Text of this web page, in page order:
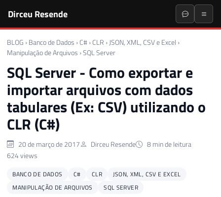
Dirceu Resende
BLOG › Banco de Dados › C# › CLR ›JSON, XML, CSV e Excel ›
Manipulação de Arquivos ›SQL Server
SQL Server - Como exportar e
importar arquivos com dados
tabulares (Ex: CSV) utilizando o
CLR (C#)
20 de março de 2017 Dirceu Resende
8 min de leitura
624 views
BANCO DE DADOS C# CLR
JSON, XML, CSV E EXCEL
MANIPULAÇÃO DE ARQUIVOS
SQL SERVER